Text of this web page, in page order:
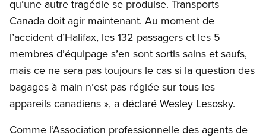
qu’une autre tragédie se produise. Transports
Canada doit agir maintenant. Au moment de
l’accident d’Halifax, les 132 passagers et les 5
membres d’équipage s’en sont sortis sains et saufs,
mais ce ne sera pas toujours le cas si la question des
bagages à main n’est pas réglée sur tous les
appareils canadiens », a déclaré Wesley Lesosky.
Comme l’Association professionnelle des agents de